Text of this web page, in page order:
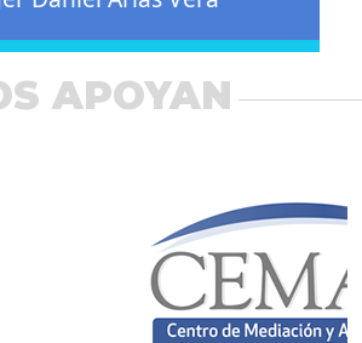
APOYAN